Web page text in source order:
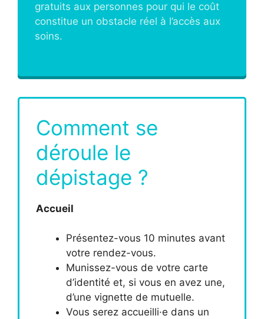
gratuits aux personnes pour qui le coût
constitue un obstacle réel à l’accès aux
soins.
Comment se
déroule le
dépistage ?
Accueil
Présentez-vous 10 minutes avant
votre rendez-vous.
Munissez-vous de votre carte
d’identité et, si vous en avez une,
d’une vignette de mutuelle.
Vous serez accueilli·e dans un